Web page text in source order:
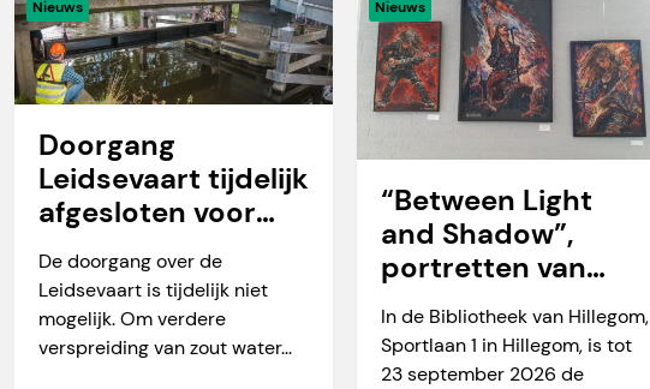
Nieuws
Doorgang
Leidsevaart tijdelijk
afgesloten voor
vaarverkeer
De doorgang over de
Leidsevaart is tijdelijk niet
mogelijk. Om verdere
verspreiding van zout water...
Nieuws
“Between Light
and Shadow”,
portretten van
Martien Okkerse
In de Bibliotheek van Hillegom,
Sportlaan 1 in Hillegom, is tot
23 september 2026 de